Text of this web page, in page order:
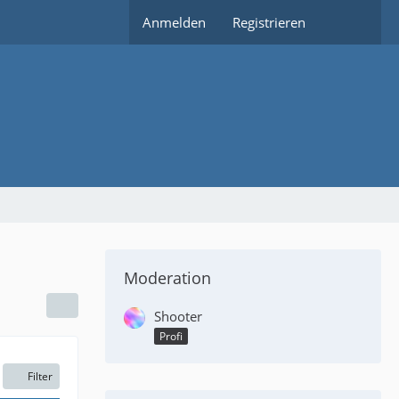
Anmelden Registrieren
Filter
Moderation
Shooter
Profi